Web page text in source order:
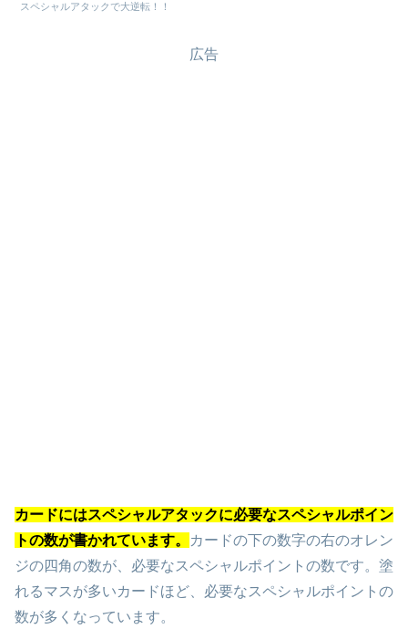
スペシャルアタックで大逆転！！
広告
カードにはスペシャルアタックに必要なスペシャルポイン
トの数が書かれています。
カードの下の数字の右のオレン
ジの四角の数が、必要なスペシャルポイントの数です。塗
れるマスが多いカードほど、必要なスペシャルポイントの
数が多くなっています。